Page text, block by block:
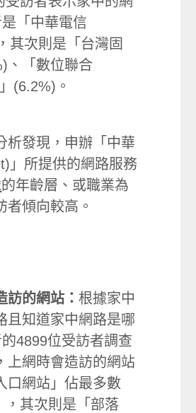
「中華電信
其次則是「台灣固
、「數位聯合
(6.2%)。
析發現，申辦「中華
」所提供的網路服務
的年齡層、或職業為
者傾向較高。
訪的網站：根據家中
且知道家中網路是哪
4899位受訪者調查
上網時會造訪的網站
口網站」佔最多數
，其次則是「部落